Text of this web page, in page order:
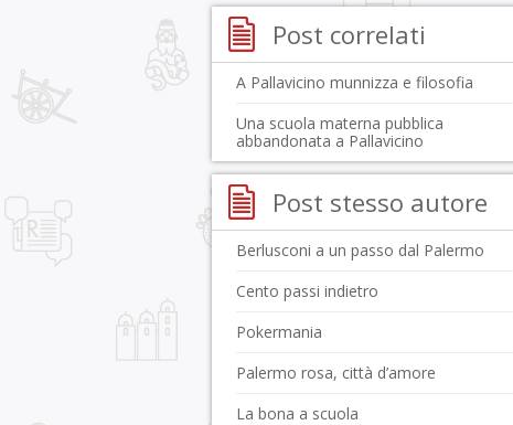
Post correlati
A Pallavicino munnizza e filosofia
Una scuola materna pubblica
abbandonata a Pallavicino
Post stesso autore
Berlusconi a un passo dal Palermo
Cento passi indietro
Pokermania
Palermo rosa, città d’amore
La bona a scuola